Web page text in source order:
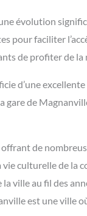
évolution
pour faciliter
de profiter de la
d’une
gare de
de
culturelle de la
ville au fil des
est une ville